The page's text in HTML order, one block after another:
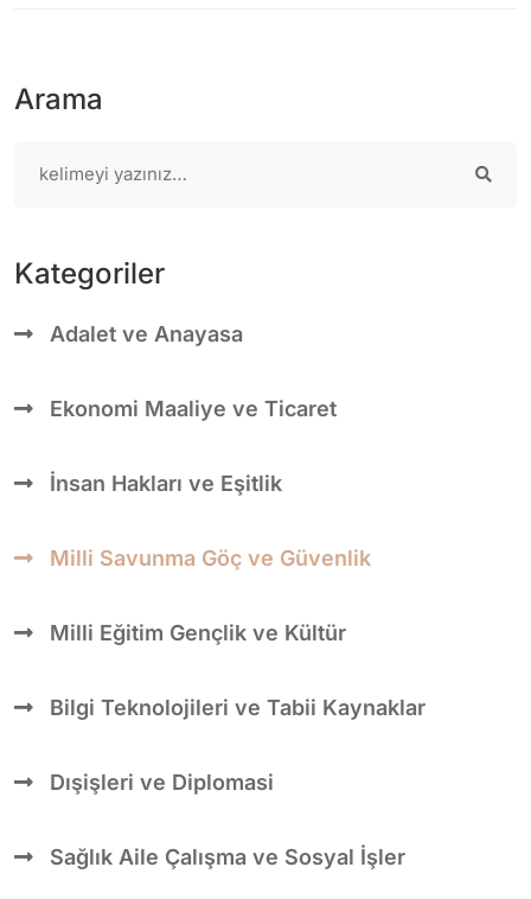
Arama
Kategoriler
Adalet ve Anayasa
Ekonomi Maaliye ve Ticaret
İnsan Hakları ve Eşitlik
Milli Savunma Göç ve Güvenlik
Milli Eğitim Gençlik ve Kültür
Bilgi Teknolojileri ve Tabii Kaynaklar
Dışişleri ve Diplomasi
Sağlık Aile Çalışma ve Sosyal İşler